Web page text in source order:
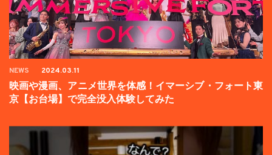
NEWS 2024.03.11
映画や漫画、アニメ世界を体感！イマーシブ・フォート東
京【お台場】で完全没入体験してみた